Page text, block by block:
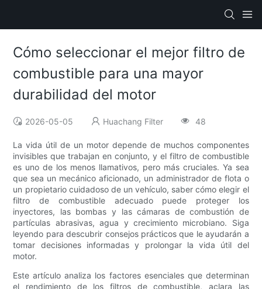
Cómo seleccionar el mejor filtro de
combustible para una mayor
durabilidad del motor
2026-05-05 Huachang Filter 48
La vida útil de un motor depende de muchos componentes
invisibles que trabajan en conjunto, y el filtro de combustible
es uno de los menos llamativos, pero más cruciales. Ya sea
que sea un mecánico aficionado, un administrador de flota o
un propietario cuidadoso de un vehículo, saber cómo elegir el
filtro de combustible adecuado puede proteger los
inyectores, las bombas y las cámaras de combustión de
partículas abrasivas, agua y crecimiento microbiano. Siga
leyendo para descubrir consejos prácticos que le ayudarán a
tomar decisiones informadas y prolongar la vida útil del
motor.
Este artículo analiza los factores esenciales que determinan
el rendimiento de los filtros de combustible, aclara las